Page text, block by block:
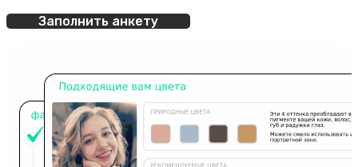
Заполнить анкету